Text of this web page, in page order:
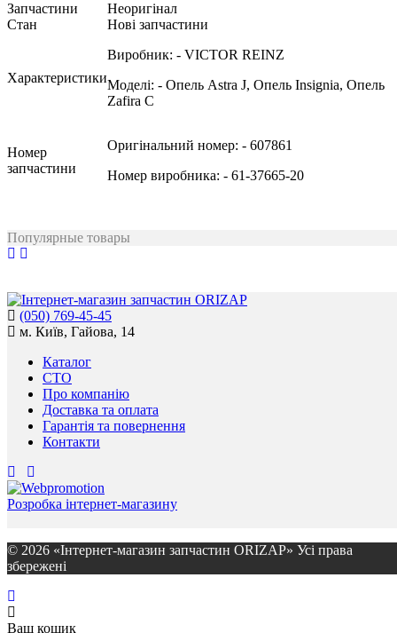
Запчастини
Неоригінал
Стан
Нові запчастини
Характеристики
Виробник: - VICTOR REINZ
Моделі: - Опель Astra J, Опель Insignia, Опель
Zafira C
Номер
запчастини
Оригінальний номер: - 607861
Номер виробника: - 61-37665-20
Популярные товары
(050) 769-45-45
м. Київ, Гайова, 14
Каталог
СТО
Про компанію
Доставка та оплата
Гарантія та повернення
Контакти
Розробка інтернет-магазину
© 2026 «Інтернет-магазин запчастин ORIZAP» Усі права
збережені
Ваш кошик